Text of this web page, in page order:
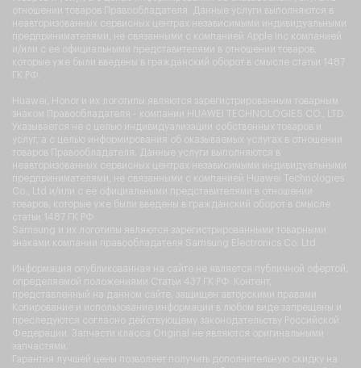
отношении товаров Правообладателя. Данные услуги выполняются в
неавторизованных сервисных центрах независимыми индивидуальными
предпринимателями, не связанными с компанией Apple Inc компанией
и/или с ее официальными представителями в отношении товаров,
которые уже были введены в гражданский оборот в смысле статьи 1487
ГК РФ.
Huawei, Honor и их логотипы являются зарегистрированным товарным
знаком Правообладателя - компании HUAWEI TECHNOLOGIES CO., LTD.
Указывается не с целью индивидуализации собственных товаров и
услуг, а с целью информирования об оказываемых услугах в отношении
товаров Правообладателя. Данные услуги выполняются в
неавторизованных сервисных центрах независимыми индивидуальными
предпринимателями, не связанными с компанией Huawei Technologies
Co., Ltd и/или с ее официальными представителями в отношении
товаров, которые уже были введены в гражданский оборот в смысле
статьи 1487 ГК РФ.
Samsung и их логотипы являются зарегистрированными товарными
знаками компании правообладателя Samsung Electronics Co. Ltd.
Информация опубликованная на сайте не является публичной офертой,
определяемой положениями Статьи 437 ГК РФ. Контент,
представленный на данном сайте, защищен авторскими правами.
Копирование и использование информации в любом виде запрещены и
преследуются согласно действующему законодательству Российской
Федерации. Запчасти класса Original не являются оригинальными
запчастями.
Гарантия лучшей цены позволяет получить дополнительную скидку на